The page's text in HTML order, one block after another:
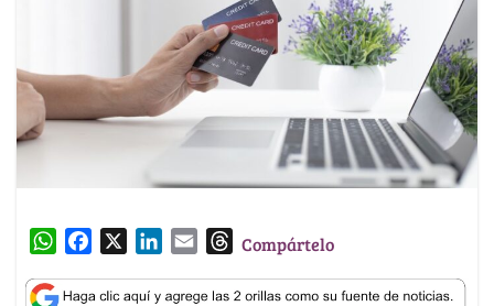
W
a
c
n
a
T
r
Compártelo